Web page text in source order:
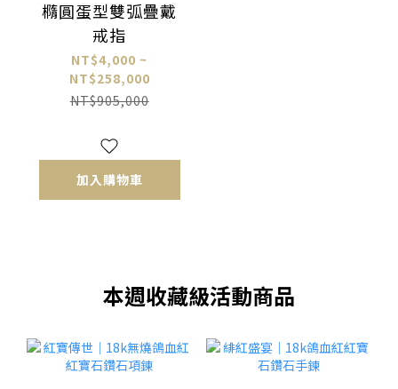
橢圓蛋型雙弧疊戴
戒指
NT$4,000 ~
NT$258,000
NT$905,000
加入購物車
本週收藏級活動商品